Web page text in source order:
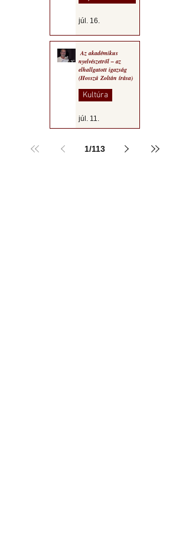
júl. 16.
Az akadémikus
nyelvészetről – az
elhallgatott igazság
(Hosszú Zoltán írása)
Kultúra
júl. 11.
1/113